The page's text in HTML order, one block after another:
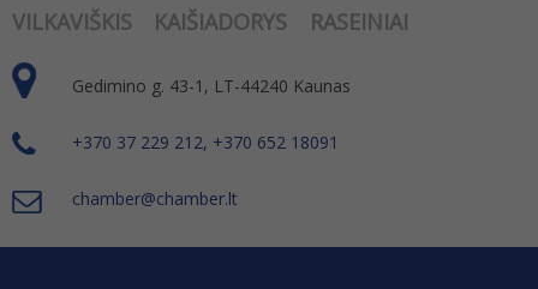
VILKAVIŠKIS
KAIŠIADORYS RASEINIAI
Gedimino g. 43-1, LT-44240 Kaunas
+370 37 229 212, +370 652 18091
chamber@chamber.lt